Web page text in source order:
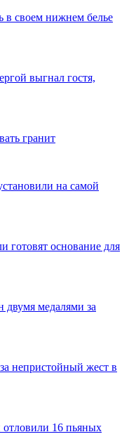
в своем нижнем белье
выгнал гостя,
гранит
на самой
готовят основание для
двумя медалями за
непристойный жест в
16 пьяных